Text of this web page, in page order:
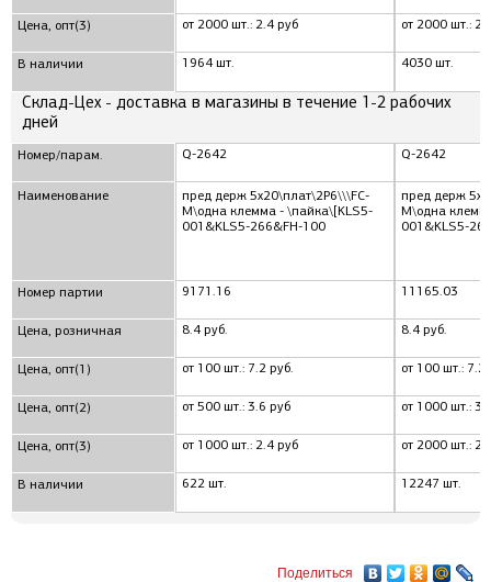
Цена, опт(3)
В наличии
от 2000 шт.: 2.4 руб
1964 шт.
от 2000 шт.:
4030 шт.
Склад-Цех - доставка в магазины в течение 1-2 рабочих
дней
Номер/парам.
Наименование
Номер партии
Цена, розничная
Цена, опт(1)
Цена, опт(2)
Цена, опт(3)
В наличии
Q-2642
пред держ 5x20\плат\2P6\\\FC-
M\одна клемма - \пайка\[KLS5-
001&KLS5-266&FH-100
9171.16
8.4 руб.
от 100 шт.: 7.2 руб.
от 500 шт.: 3.6 руб
от 1000 шт.: 2.4 руб
622 шт.
Q-2642
пред держ
M\одна
001&KLS5-
11165.03
8.4 руб.
от 100 шт.: 7.2
от 1000 шт.:
от 2000 шт.:
12247 шт.
Поделиться